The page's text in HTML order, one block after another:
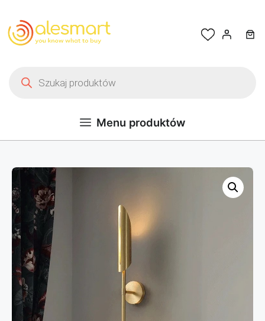
Menu produktów